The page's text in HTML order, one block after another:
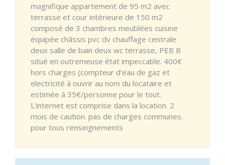
magnifique appartement de 95 m2 avec
terrasse et cour intérieure de 150 m2
composé de 3 chambres meublées cuisine
équipée châssis pvc dv chauffage centrale
deux salle de bain deux wc terrasse, PEB B
situé en outremeuse état impeccable. 400€
hors charges (compteur d'eau de gaz et
electricité à ouvrir au nom du locataire et
estimée à 35€/personne pour le tout.
L'internet est comprise dans la location. 2
mois de caution. pas de charges communes.
pour tous renseignements